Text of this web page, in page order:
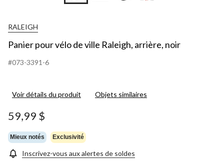
RALEIGH
Panier pour vélo de ville Raleigh, arrière, noir
#073-3391-6
Voir détails du produit Objets similaires
59,99 $
Mieux notés Exclusivité
Inscrivez-vous aux alertes de soldes